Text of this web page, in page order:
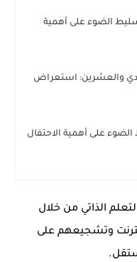
الضوء على أهمية
والعشرين: استعراض
على أهمية الاحتفال
الذاتي من خلال
وتشجيعهم على